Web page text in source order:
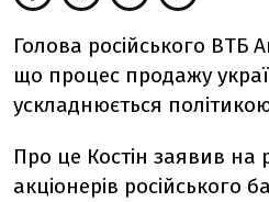
Голова російського ВТБ
що процес продажу
ускладнюється
Про це Костін заявив на
акціонерів російського